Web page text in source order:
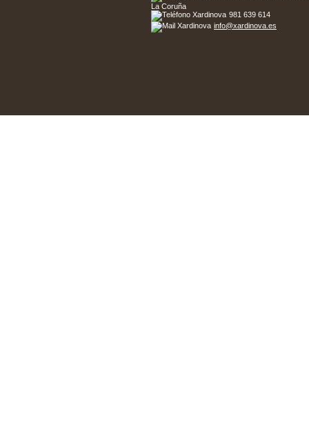
La Coruña
981 639 614
info@xardinova.es